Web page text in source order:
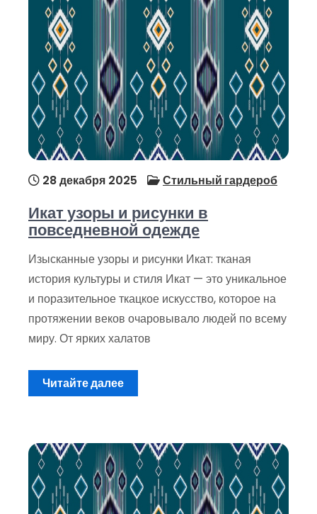
28 декабря 2025 Стильный гардероб
Икат узоры и рисунки в
повседневной одежде
Изысканные узоры и рисунки Икат: тканая
история культуры и стиля Икат — это уникальное
и поразительное ткацкое искусство, которое на
протяжении веков очаровывало людей по всему
миру. От ярких халатов
Читайте далее